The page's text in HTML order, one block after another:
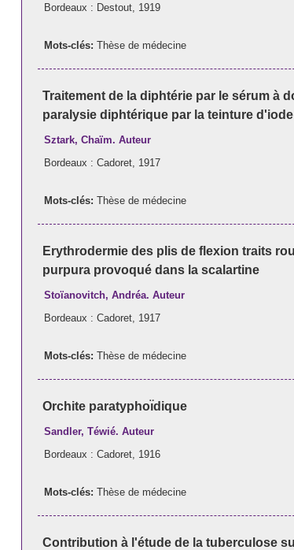
Bordeaux : Destout, 1919
Mots-clés: Thèse de médecine
Traitement de la diphtérie par le sérum à
paralysie diphtérique par la teinture d'iode
Sztark, Chaïm. Auteur
Bordeaux : Cadoret, 1917
Mots-clés: Thèse de médecine
Erythrodermie des plis de flexion traits
purpura provoqué dans la scalartine
Stoïanovitch, Andréa. Auteur
Bordeaux : Cadoret, 1917
Mots-clés: Thèse de médecine
Orchite paratyphoı̈dique
Sandler, Téwié. Auteur
Bordeaux : Cadoret, 1916
Mots-clés: Thèse de médecine
Contribution à l'étude de la tuberculose